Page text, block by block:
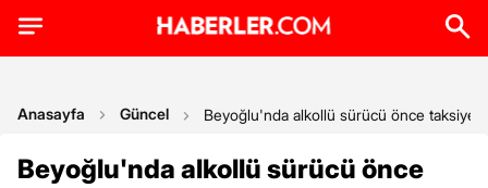
Anasayfa Güncel Beyoğlu'nda alkollü sürücü önce taksiye
Beyoğlu'nda alkollü sürücü önce